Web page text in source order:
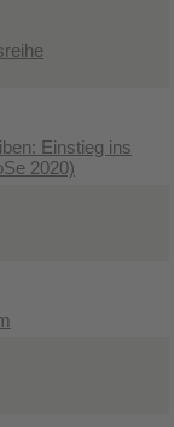
Einstieg ins
2020)